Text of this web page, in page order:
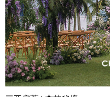
三亚启蔻 | Twilight